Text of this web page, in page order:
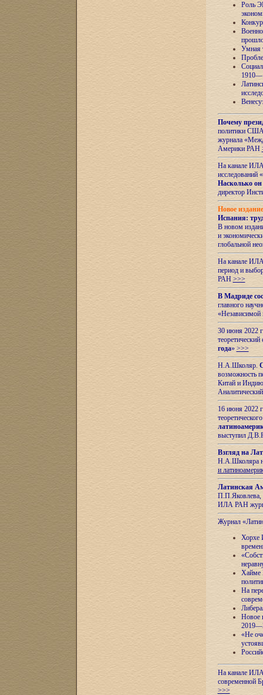
Роль
Умная
Почему
политики США
журнала
Америки РАН
На канале ИЛА
исследований «
Насколько он
директор
Новое
Испания:
В новом
и
глобальной
На канале
период и
РАН >>>
В Мадриде
главного
«Независимой
30 июня 2022
года» >>>
Н.А.Школяр.
возможность
Китай и
16 июня 2022
выступил
Взгляд на
Н.А.Школяра
и
Латинская
П.П.Яковлева,
ИЛА РАН
Журнал
Хорхе
Хайме
На
Новое
«Не
На канале ИЛА
современной
>>>